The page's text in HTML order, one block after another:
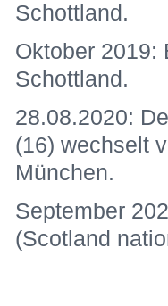
Schottland.
Oktober 2019:
Schottland.
28.08.2020:
(16) wechselt
München.
September
(Scotland